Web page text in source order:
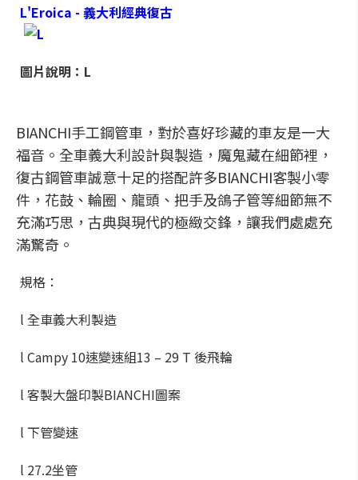
L'Eroica - 義大利經典復古
圖片說明：L
BIANCHI手工鋼管車，對於喜好珍藏的車友是一大
福音。全車義大利設計與製造，魔鬼藏在細節裡，
復古鋼管車誠意十足的搭配許多BIANCHI客製小零
件，花鼓、輪圈、龍頭、把手及鴿子管等細節無不
充滿巧思，古典與現代的極緻交鋒，讓我們處處充
滿驚奇。
規格：
l 全車義大利製造
l Campy 10速變速組13 – 29 T 後飛輪
l 客製大盤印製BIANCHI圖案
l 下管變速
l 27.2坐管